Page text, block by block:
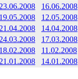
23.06.2008 16.06.2008
19.05.2008 12.05.2008
21.04.2008 14.04.2008
24.03.2008 17.03.2008
18.02.2008 11.02.2008
21.01.2008 14.01.2008